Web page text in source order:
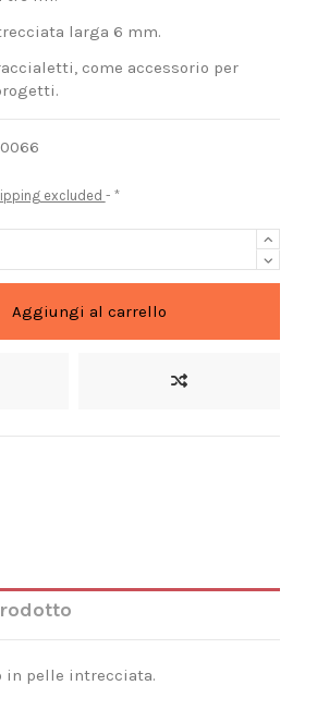
larga 6 mm.
come accessorio per
excluded *
Aggiungi al carrello
in pelle intrecciata.